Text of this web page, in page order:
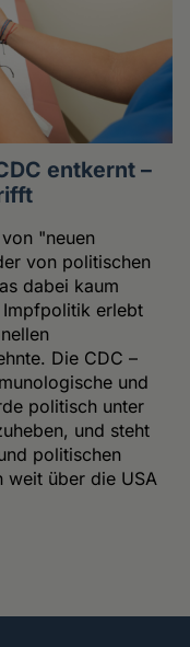
entkernt –
"neuen
von politischen
dabei kaum
erlebt
Die CDC –
und
politisch unter
und steht
politischen
weit über die USA